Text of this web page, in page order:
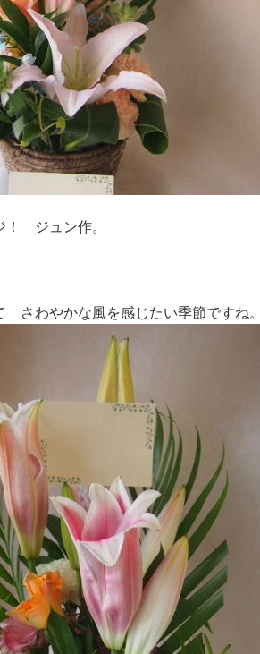
！ ジュン作。
さわやかな風を感じたい季節ですね